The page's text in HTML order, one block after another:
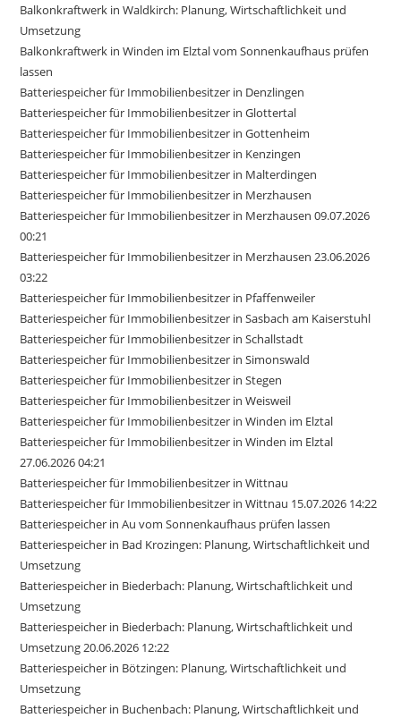
Balkonkraftwerk in Waldkirch: Planung, Wirtschaftlichkeit und
Umsetzung
Balkonkraftwerk in Winden im Elztal vom Sonnenkaufhaus prüfen
lassen
Batteriespeicher für Immobilienbesitzer in Denzlingen
Batteriespeicher für Immobilienbesitzer in Glottertal
Batteriespeicher für Immobilienbesitzer in Gottenheim
Batteriespeicher für Immobilienbesitzer in Kenzingen
Batteriespeicher für Immobilienbesitzer in Malterdingen
Batteriespeicher für Immobilienbesitzer in Merzhausen
Batteriespeicher für Immobilienbesitzer in Merzhausen 09.07.2026
00:21
Batteriespeicher für Immobilienbesitzer in Merzhausen 23.06.2026
03:22
Batteriespeicher für Immobilienbesitzer in Pfaffenweiler
Batteriespeicher für Immobilienbesitzer in Sasbach am Kaiserstuhl
Batteriespeicher für Immobilienbesitzer in Schallstadt
Batteriespeicher für Immobilienbesitzer in Simonswald
Batteriespeicher für Immobilienbesitzer in Stegen
Batteriespeicher für Immobilienbesitzer in Weisweil
Batteriespeicher für Immobilienbesitzer in Winden im Elztal
Batteriespeicher für Immobilienbesitzer in Winden im Elztal
27.06.2026 04:21
Batteriespeicher für Immobilienbesitzer in Wittnau
Batteriespeicher für Immobilienbesitzer in Wittnau 15.07.2026 14:22
Batteriespeicher in Au vom Sonnenkaufhaus prüfen lassen
Batteriespeicher in Bad Krozingen: Planung, Wirtschaftlichkeit und
Umsetzung
Batteriespeicher in Biederbach: Planung, Wirtschaftlichkeit und
Umsetzung
Batteriespeicher in Biederbach: Planung, Wirtschaftlichkeit und
Umsetzung 20.06.2026 12:22
Batteriespeicher in Bötzingen: Planung, Wirtschaftlichkeit und
Umsetzung
Batteriespeicher in Buchenbach: Planung, Wirtschaftlichkeit und